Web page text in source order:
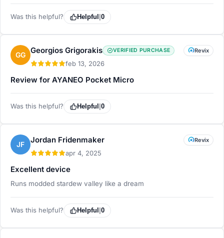
Was this helpful? Helpful 0
GG Georgios Grigorakis VERIFIED PURCHASE
feb 13, 2026
Revix
Review for AYANEO Pocket Micro
Was this helpful? Helpful 0
JF Jordan Fridenmaker
apr 4, 2025
Revix
Excellent device
Runs modded stardew valley like a dream
Was this helpful? Helpful 0